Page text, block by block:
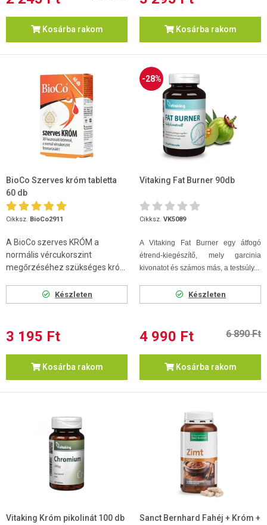
Kosárba rakom Kosárba rakom
BioCo Szerves króm tabletta
60 db
Cikksz. BioCo2911
A BioCo szerves KRÓM a
normális vércukorszint
megőrzéséhez szükséges kró...
Készleten
3 195 Ft
Kosárba rakom
-28%
Vitaking Fat Burner 90db
Cikksz. VK5089
A Vitaking Fat Burner egy átfogó
étrend-kiegészítő, mely garcinia
kivonatot és számos más, a testsúly...
Készleten
4 990 Ft 6 890 Ft
Kosárba rakom
Vitaking Króm pikolinát 100 db
Sanct Bernhard Fahéj + Króm +